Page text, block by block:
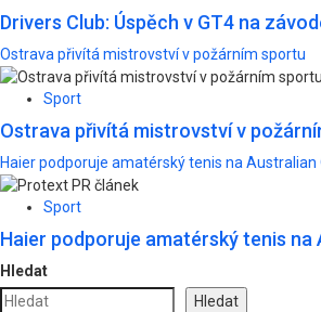
Drivers Club: Úspěch v GT4 na
Ostrava přivítá mistrovství v požárním sportu
Sport
Ostrava přivítá mistrovství v
Haier podporuje amatérský tenis na Australian
Sport
Haier podporuje amatérský tenis na
Hledat
Hledat